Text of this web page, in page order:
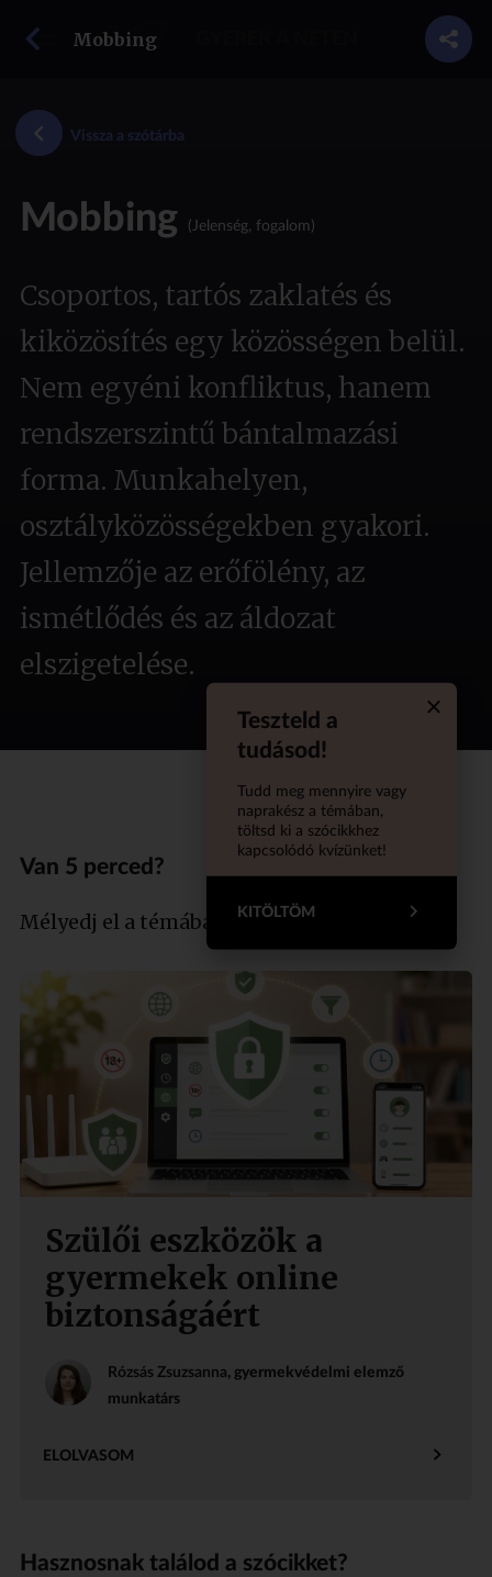
Mobbing
Vissza a szótárba
Mobbing (Jelenség, fogalom)
Csoportos, tartós zaklatés és
kiközösítés egy közösségen belül.
Nem egyéni konfliktus, hanem
rendszerszintű bántalmazási
forma. Munkahelyen,
osztályközösségekben gyakori.
Jellemzője az erőfölény, az
ismétlődés és az áldozat
elszigetelése.
Teszteld a
tudásod!
Tudd meg mennyire vagy
naprakész a témában,
töltsd ki a szócikkhez
kapcsolódó kvízünket!
KITÖLTÖM
Van 5 perced?
Mélyedj el a témában szakértőnkkel!
Szülői eszközök a
gyermekek online
biztonságáért
Rózsás Zsuzsanna, gyermekvédelmi elemző
munkatárs
ELOLVASOM
Hasznosnak találod a szócikket?